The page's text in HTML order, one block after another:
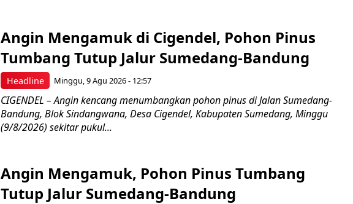
Headline
Angin Mengamuk di Cigendel, Pohon Pinus
Tumbang Tutup Jalur Sumedang-Bandung
Minggu, 9 Agu 2026 - 12:57
CIGENDEL – Angin kencang menumbangkan pohon pinus di Jalan Sumedang-
Bandung, Blok Sindangwana, Desa Cigendel, Kabupaten Sumedang, Minggu
(9/8/2026) sekitar pukul...
Angin Mengamuk, Pohon Pinus Tumbang
Tutup Jalur Sumedang-Bandung